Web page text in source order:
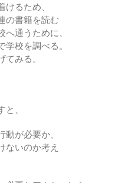
るため、
籍を読む
うために、
調べる。
みる。
、
が必要か、
いのか考え